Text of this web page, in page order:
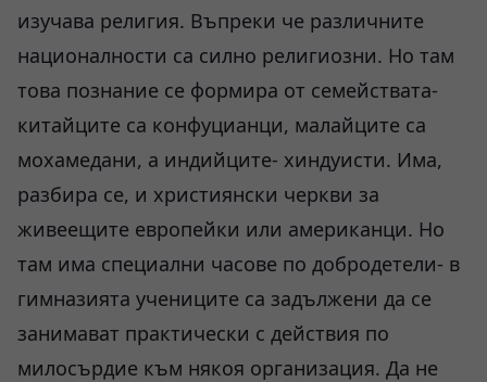
изучава религия. Въпреки че различните
националности са силно религиозни. Но там
това познание се формира от семействата-
китайците са конфуцианци, малайците са
мохамедани, а индийците- хиндуисти. Има,
разбира се, и християнски черкви за
живеещите европейки или американци. Но
там има специални часове по добродетели- в
гимназията учениците са задължени да се
занимават практически с действия по
милосърдие към някоя организация. Да не